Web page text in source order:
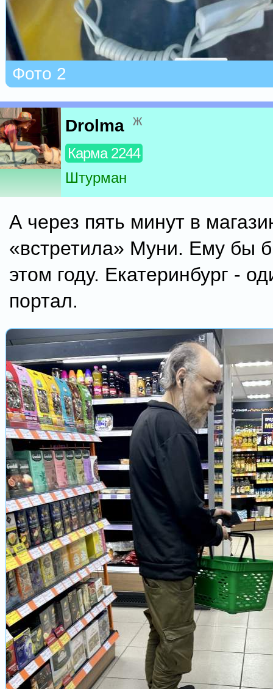
Фото 2
Drolma ж
Карма 2244
Штурман
А через пять минут в
«встретила» Муни. Ему бы
этом году. Екатеринбург -
портал.